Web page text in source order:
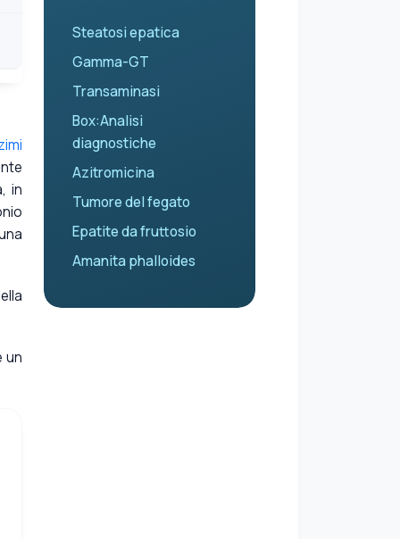
in
un
Steatosi epatica
Gamma-GT
Transaminasi
Box:Analisi
diagnostiche
Azitromicina
Tumore del fegato
Epatite da fruttosio
Amanita phalloides